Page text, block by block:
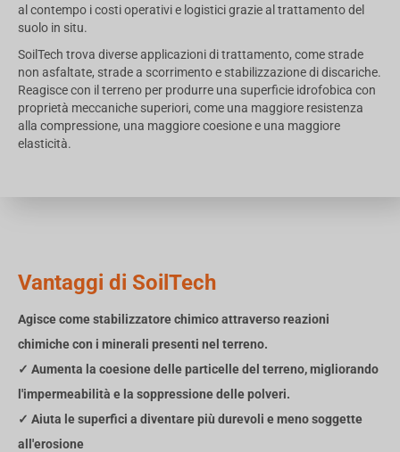
al contempo i costi operativi e logistici grazie al trattamento del
suolo in situ.
SoilTech trova diverse applicazioni di trattamento, come strade
non asfaltate, strade a scorrimento e stabilizzazione di discariche.
Reagisce con il terreno per produrre una superficie idrofobica con
proprietà meccaniche superiori, come una maggiore resistenza
alla compressione, una maggiore coesione e una maggiore
elasticità.
Vantaggi di SoilTech
Agisce come stabilizzatore chimico attraverso reazioni
chimiche con i minerali presenti nel terreno.
✓ Aumenta la coesione delle particelle del terreno, migliorando
l'impermeabilità e la soppressione delle polveri.
✓ Aiuta le superfici a diventare più durevoli e meno soggette
all'erosione